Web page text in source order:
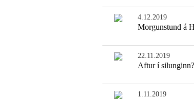
4.12.2019
Morgunstund á
22.11.2019
Aftur í silunginn?
1.11.2019